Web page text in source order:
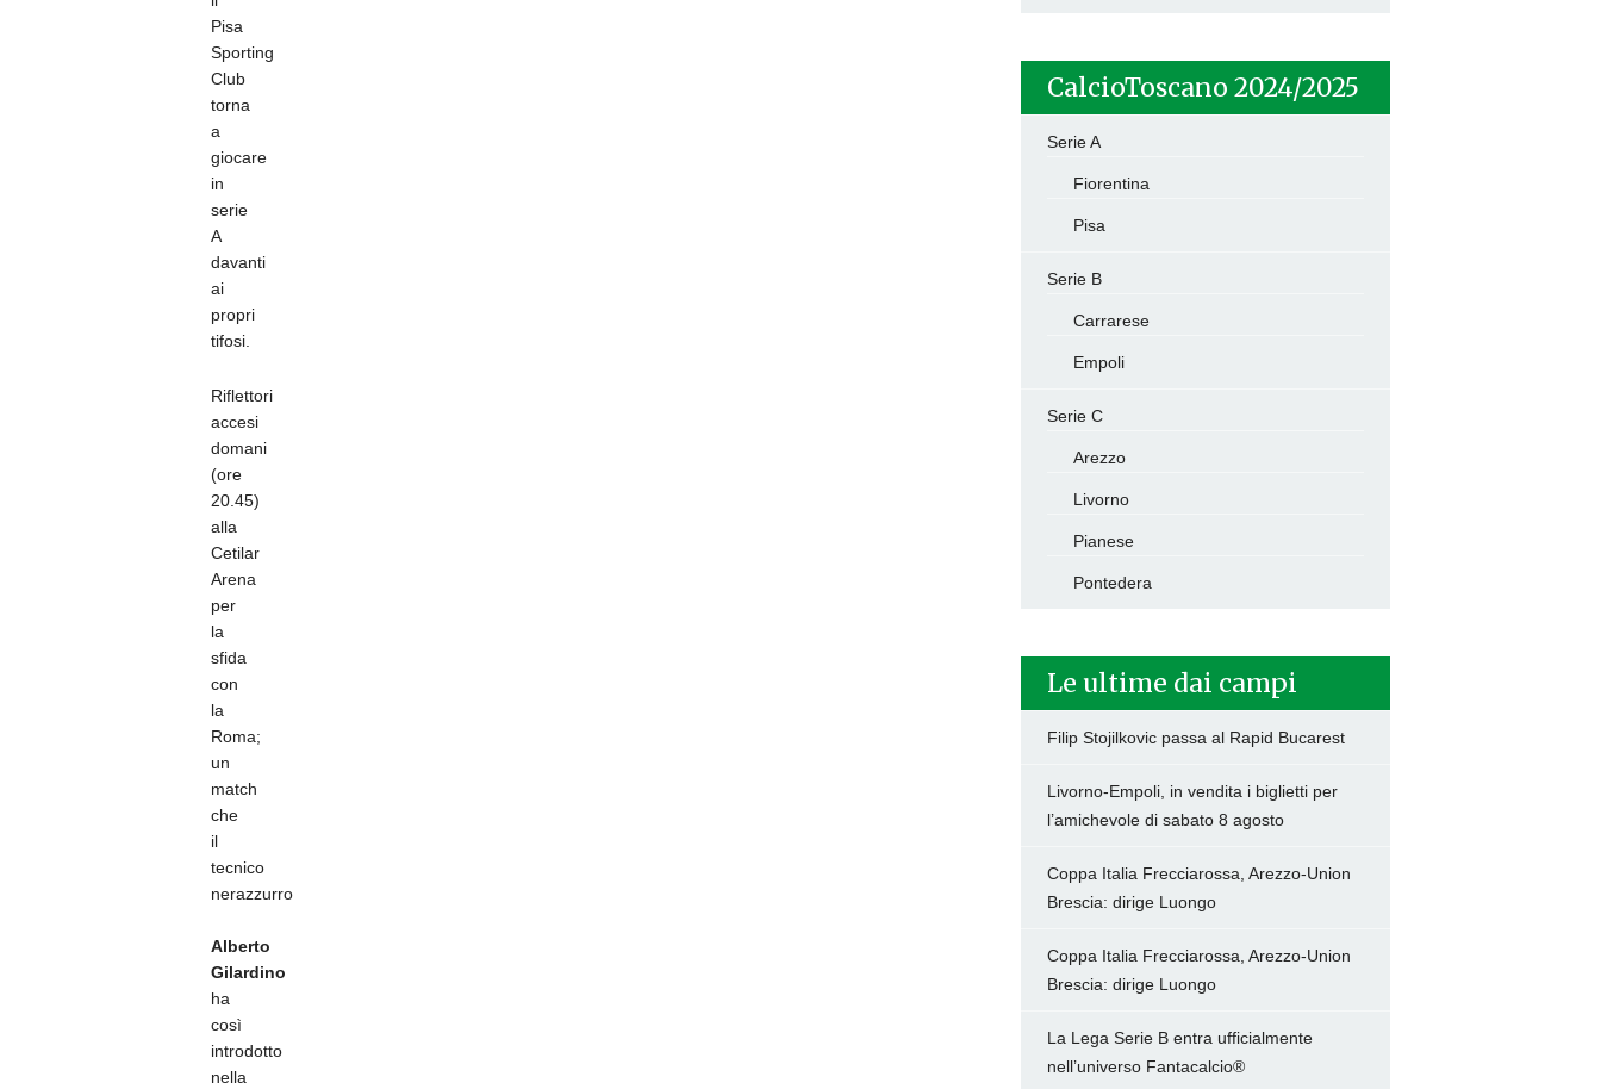
Pisa
Sporting
Club
torna
a
giocare
in
serie
A
davanti
ai
propri
tifosi.
Riflettori
accesi
domani
(ore
20.45)
alla
Cetilar
Arena
per
la
sfida
con
la
Roma;
un
match
che
il
tecnico
nerazzurro
Alberto
Gilardino
ha
così
introdotto
nella
CalcioToscano 2024/2025
Serie A
Fiorentina
Pisa
Serie B
Carrarese
Empoli
Serie C
Arezzo
Livorno
Pianese
Pontedera
Le ultime dai campi
Filip Stojilkovic passa al Rapid Bucarest
Livorno-Empoli, in vendita i biglietti per
l’amichevole di sabato 8 agosto
Coppa Italia Frecciarossa, Arezzo-Union
Brescia: dirige Luongo
Coppa Italia Frecciarossa, Arezzo-Union
Brescia: dirige Luongo
La Lega Serie B entra ufficialmente
nell’universo Fantacalcio®